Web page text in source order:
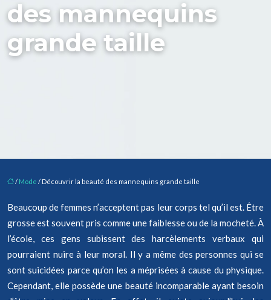
des mannequins
grande taille
/ Mode / Découvrir la beauté des mannequins grande taille
Beaucoup de femmes n’acceptent pas leur corps tel qu’il est. Être
grosse est souvent pris comme une faiblesse ou de la mocheté. À
l’école, ces gens subissent des harcèlements verbaux qui
pourraient nuire à leur moral. Il y a même des personnes qui se
sont suicidées parce qu’on les a méprisées à cause du physique.
Cependant, elle possède une beauté incomparable ayant besoin